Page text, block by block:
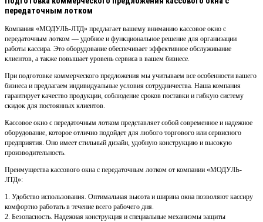
передаточным лотком
Компания «МОДУЛЬ-ЛТД» предлагает вашему вниманию кассовое окно с
передаточным лотком — удобное и функциональное решение для организации
работы кассира. Это оборудование обеспечивает эффективное обслуживание
клиентов, а также повышает уровень сервиса в вашем бизнесе.
При подготовке коммерческого предложения мы учитываем все особенности вашего
бизнеса и предлагаем индивидуальные условия сотрудничества. Наша компания
гарантирует качество продукции, соблюдение сроков поставки и гибкую систему
скидок для постоянных клиентов.
Кассовое окно с передаточным лотком представляет собой современное и надежное
оборудование, которое отлично подойдет для любого торгового или сервисного
предприятия. Оно имеет стильный дизайн, удобную конструкцию и высокую
производительность.
Преимущества кассового окна с передаточным лотком от компании «МОДУЛЬ-
ЛТД»:
1. Удобство использования. Оптимальная высота и ширина окна позволяют кассиру
комфортно работать в течение всего рабочего дня.
2. Безопасность. Надежная конструкция и специальные механизмы защиты